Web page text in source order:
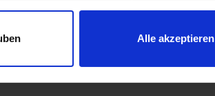
Alle akzeptieren